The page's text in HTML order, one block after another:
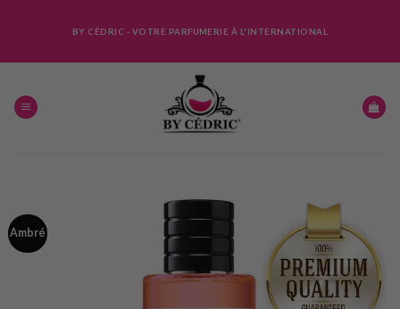
BY CÉDRIC - VOTRE PARFUMERIE À L'INTERNATIONAL
Ambré